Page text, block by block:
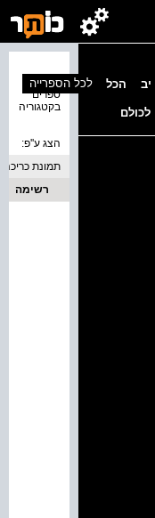
יב הכל
לכולם
ספרים
בקטגוריה
לכל הספרייה
הצג ע''פ:
תמונת כריכה
רשימה